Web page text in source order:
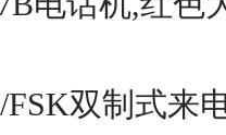
FSK双制式来